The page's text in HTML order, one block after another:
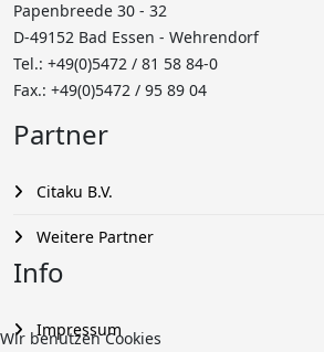
Papenbreede 30 - 32
D-49152 Bad Essen - Wehrendorf
Tel.: +49(0)5472 / 81 58 84-0
Fax.: +49(0)5472 / 95 89 04
Partner
Citaku B.V.
Weitere Partner
Info
Impressum
Wir benutzen Cookies